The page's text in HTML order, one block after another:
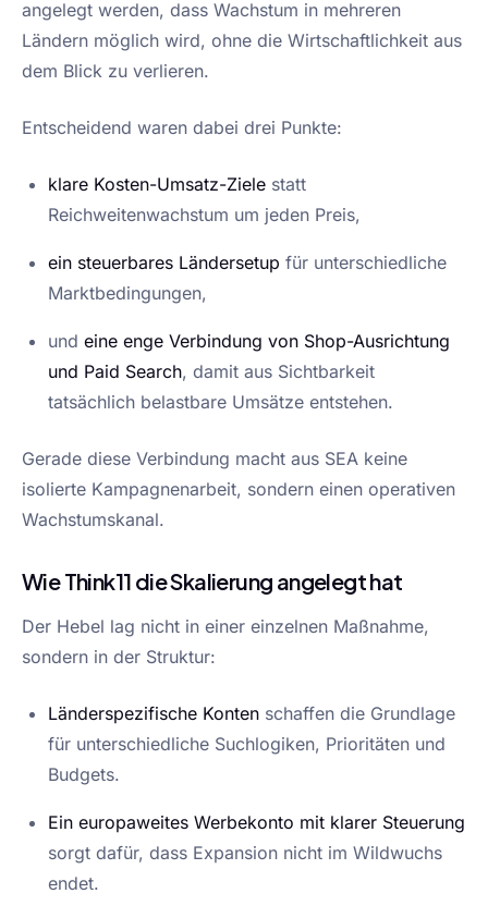
angelegt werden, dass Wachstum in mehreren
Ländern möglich wird, ohne die Wirtschaftlichkeit aus
dem Blick zu verlieren.
Entscheidend waren dabei drei Punkte:
klare Kosten-Umsatz-Ziele statt
Reichweitenwachstum um jeden Preis,
ein steuerbares Ländersetup für unterschiedliche
Marktbedingungen,
und eine enge Verbindung von Shop-Ausrichtung
und Paid Search, damit aus Sichtbarkeit
tatsächlich belastbare Umsätze entstehen.
Gerade diese Verbindung macht aus SEA keine
isolierte Kampagnenarbeit, sondern einen operativen
Wachstumskanal.
Wie Think11 die Skalierung angelegt hat
Der Hebel lag nicht in einer einzelnen Maßnahme,
sondern in der Struktur:
Länderspezifische Konten schaffen die Grundlage
für unterschiedliche Suchlogiken, Prioritäten und
Budgets.
Ein europaweites Werbekonto mit klarer Steuerung
sorgt dafür, dass Expansion nicht im Wildwuchs
endet.